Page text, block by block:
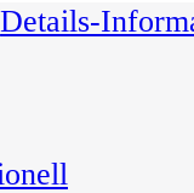
Details-